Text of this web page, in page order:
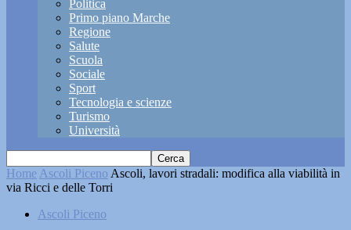
Politica
Primo piano Marche
Regione
Salute
Scuola
Sociale
Sport
Tecnologia e scienze
Turismo
Università
Home Ascoli Piceno Ascoli, lavori stradali: modifica alla viabilità in
via Ricci e delle Torri
Ascoli Piceno